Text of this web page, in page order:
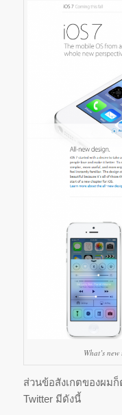
What’s
ส่วนข้อสังเกตของผม
Twitter มีดังนี้